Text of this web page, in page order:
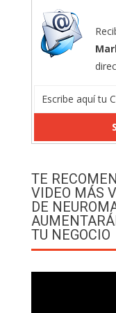
TE
VIDEO MÁS
DE
TU NEGOCIO